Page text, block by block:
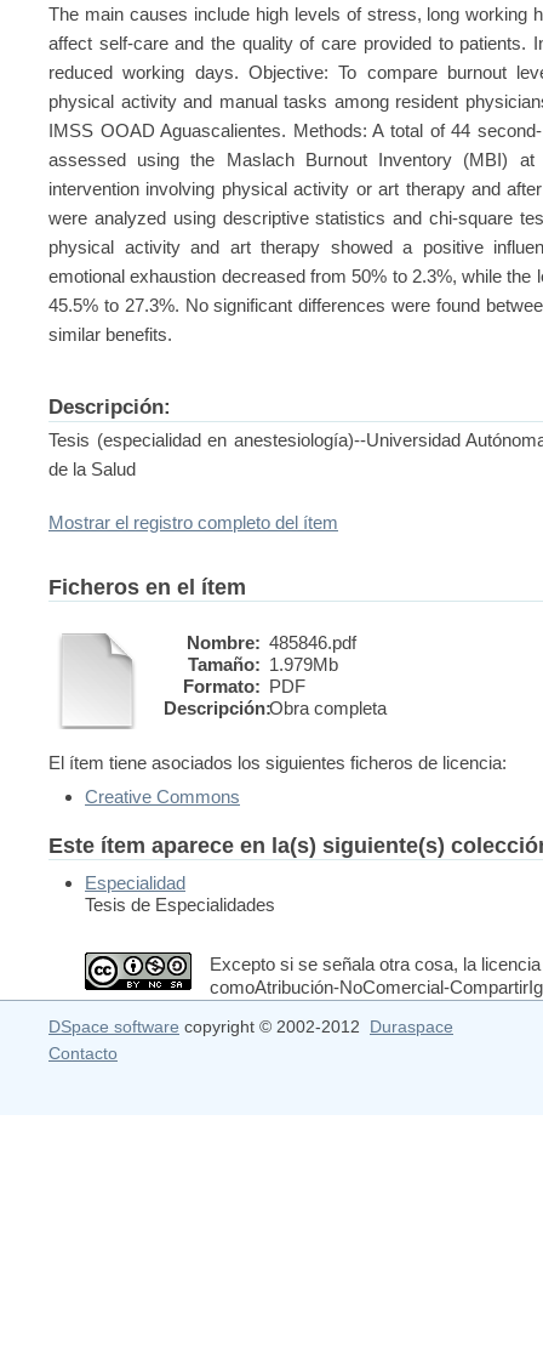
The main causes include high levels of stress, long working
affect self-care and the quality of care provided to patients.
reduced working days. Objective: To compare burnout
physical activity and manual tasks among resident
IMSS OOAD Aguascalientes. Methods: A total of 44
assessed using the Maslach Burnout Inventory (MBI)
intervention involving physical activity or art therapy and
were analyzed using descriptive statistics and chi-square
physical activity and art therapy showed a positive
emotional exhaustion decreased from 50% to 2.3%, while
45.5% to 27.3%. No significant differences were found
similar benefits.
Descripción:
Tesis (especialidad en anestesiología)--Universidad
de la Salud
Mostrar el registro completo del ítem
Ficheros en el ítem
Nombre: 485846.pdf
Tamaño: 1.979Mb
Formato: PDF
Descripción:Obra completa
El ítem tiene asociados los siguientes ficheros de licencia:
Creative Commons
Este ítem aparece en la(s) siguiente(s)
Especialidad
Tesis de Especialidades
Excepto si se señala otra cosa, la
comoAtribución-NoComercial-
DSpace software copyright © 2002-2012 Duraspace
Contacto